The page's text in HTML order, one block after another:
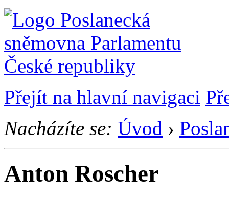
Přejít na hlavní navigaci
Nacházíte se: Úvod ›
Anton Roscher